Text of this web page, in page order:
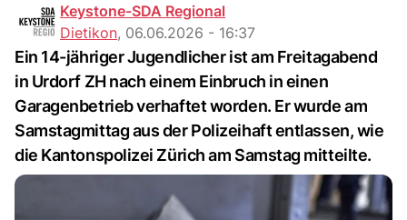
Keystone-SDA Regional
Dietikon, 06.06.2026 - 16:37
Ein 14-jähriger Jugendlicher ist am Freitagabend
in Urdorf ZH nach einem Einbruch in einen
Garagenbetrieb verhaftet worden. Er wurde am
Samstagmittag aus der Polizeihaft entlassen, wie
die Kantonspolizei Zürich am Samstag mitteilte.